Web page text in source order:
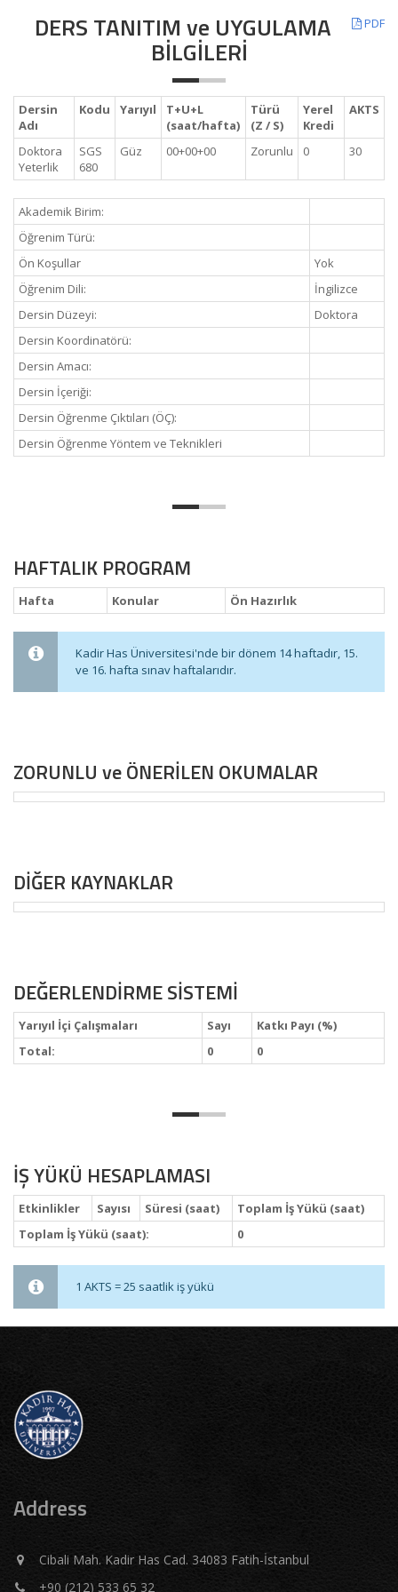
PDF
DERS TANITIM ve UYGULAMA
BİLGİLERİ
Dersin
Adı
Kodu Yarıyıl
T+U+L
(saat/hafta)
Türü
(Z / S)
Yerel
Kredi
AKTS
Doktora
Yeterlik
SGS
680
Güz 00+00+00 Zorunlu 0 30
Akademik Birim:
Öğrenim Türü:
Ön Koşullar
Yok
Öğrenim Dili:
İngilizce
Dersin Düzeyi:
Doktora
Dersin Koordinatörü:
Dersin Amacı:
Dersin İçeriği:
Dersin Öğrenme Çıktıları (ÖÇ):
Dersin Öğrenme Yöntem ve Teknikleri
HAFTALIK PROGRAM
Hafta Konular Ön Hazırlık
Kadir Has Üniversitesi'nde bir dönem 14 haftadır, 15.
ve 16. hafta sınav haftalarıdır.
ZORUNLU ve ÖNERİLEN OKUMALAR
DİĞER KAYNAKLAR
DEĞERLENDİRME SİSTEMİ
Yarıyıl İçi Çalışmaları Sayı
Katkı Payı (%)
Total:
0 0
İŞ YÜKÜ HESAPLAMASI
Etkinlikler Sayısı Süresi (saat)
Toplam İş Yükü (saat)
Toplam İş Yükü (saat):
0
1 AKTS = 25 saatlik iş yükü
Address
Cibali Mah. Kadir Has Cad. 34083 Fatih-İstanbul
+90 (212) 533 65 32